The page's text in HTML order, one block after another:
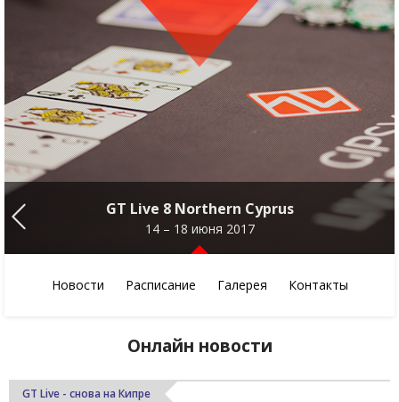
GT Live 8 Northern Cyprus
14 – 18 июня 2017
Новости Расписание Галерея Контакты
Онлайн новости
GT Live - снова на Кипре